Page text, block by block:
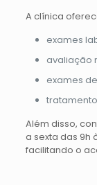
A clínica
exames
avaliação
exames
Além disso,
a sexta das 9h
facilitando o